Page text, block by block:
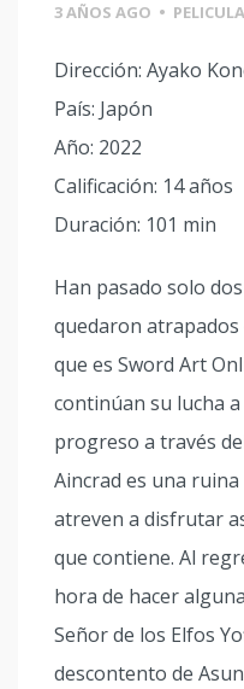
3 AÑOS AGO •
Dirección: Ayako
País: Japón
Año: 2022
Calificación: 14 años
Duración: 101 min
Han pasado solo
quedaron
que es Sword Art
continúan su lucha
progreso a través
Aincrad es una
atreven a disfrutar
que contiene. Al
hora de hacer
Señor de los Elfos
descontento de